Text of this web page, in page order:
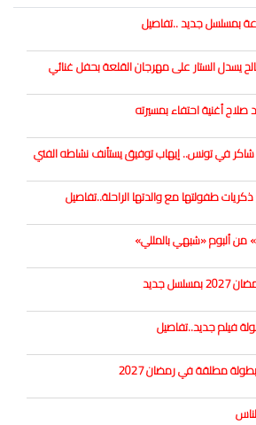
بمسلسل جديد ..تفاصيل
يسدل الستار على مهرجان القلعة بحفل غنائي
أغنية احتفاء بمسيرته
شاكر في تونس.. إيهاب توفيق يستأنف نشاطه الفني
طفولتها مع والدتها الراحلة..تفاصيل
من ألبوم «شبهي بالمللي»
جديد
فيلم جديد..تفاصيل
مطلقة في رمضان 2027